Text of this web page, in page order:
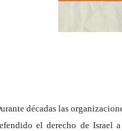
décadas las
el derecho de Israel